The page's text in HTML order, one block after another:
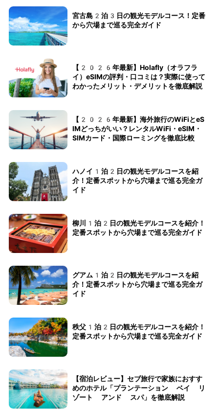
宮古島2泊3日の観光モデルコース！定番
から穴場まで巡る完全ガイド
【2026年最新】Holafly（オラフラ
イ）eSIMの評判・口コミは？実際に使って
わかったメリット・デメリットを徹底解説
【2026年最新】海外旅行のWiFiとeS
IMどっちがいい？レンタルWiFi・eSIM・
SIMカード・国際ローミングを徹底比較
ハノイ1泊2日の観光モデルコースを紹
介！定番スポットから穴場まで巡る完全ガ
イド
柳川1泊2日の観光モデルコースを紹介！
定番スポットから穴場まで巡る完全ガイド
グアム1泊2日の観光モデルコースを紹
介！定番スポットから穴場まで巡る完全ガ
イド
秩父1泊2日の観光モデルコースを紹介！
定番スポットから穴場まで巡る完全ガイド
【宿泊レビュー】セブ旅行で家族におすす
めのホテル「プランテーション ベイ リ
ゾート アンド スパ」を徹底解説